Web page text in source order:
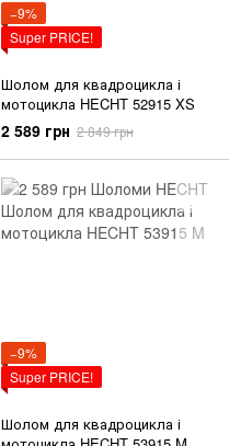
−9%
Super PRICE!
Шолом для квадроцикла і
мотоцикла HECHT 52915 XS
2 589 грн 2 849 грн
−9%
Super PRICE!
Шолом для квадроцикла і